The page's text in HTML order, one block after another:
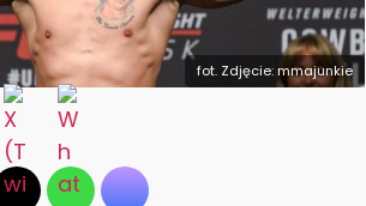
fot. Zdjęcie: mmajunkie